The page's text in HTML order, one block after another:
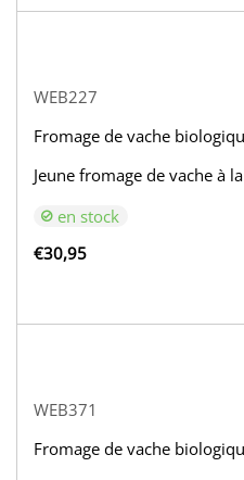
WEB227
Fromage de vache
Jeune fromage de vache à
en stock
€30,95
WEB371
Fromage de vache